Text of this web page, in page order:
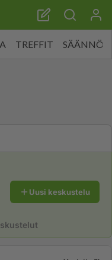
TREFFIT SÄÄNNÖT
Uusi keskustelu